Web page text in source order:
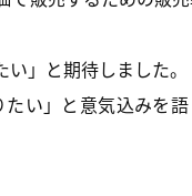
」と期待しました。
い」と意気込みを